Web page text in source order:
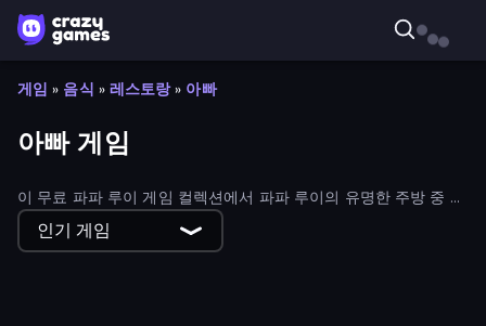
게임 » 음식 » 레스토랑 » 아빠
아빠 게임
이 무료 파파 루이 게임 컬렉션에서 파파 루이의 유명한 주방 중 한
곳에서 일해 보세요.
인기 게임